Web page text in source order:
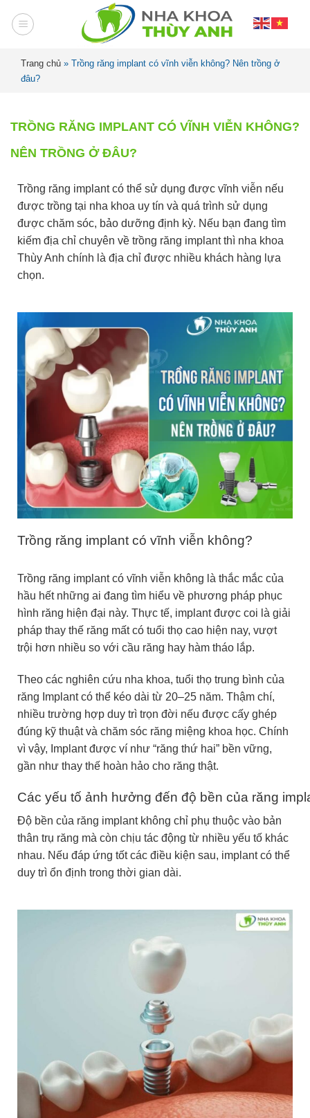
Trang chủ » Trồng răng implant có vĩnh viễn không? Nên trồng ở
đâu?
TRỒNG RĂNG IMPLANT CÓ VĨNH VIỄN KHÔNG?
NÊN TRỒNG Ở ĐÂU?
Trồng răng implant có thể sử dụng được vĩnh viễn nếu
được trồng tại nha khoa uy tín và quá trình sử dụng
được chăm sóc, bảo dưỡng định kỳ. Nếu bạn đang tìm
kiếm địa chỉ chuyên về trồng răng implant thì nha khoa
Thùy Anh chính là địa chỉ được nhiều khách hàng lựa
chọn.
Trồng răng implant có vĩnh viễn không?
Trồng răng implant có vĩnh viễn không là thắc mắc của
hầu hết những ai đang tìm hiểu về phương pháp phục
hình răng hiện đại này. Thực tế, implant được coi là giải
pháp thay thế răng mất có tuổi thọ cao hiện nay, vượt
trội hơn nhiều so với cầu răng hay hàm tháo lắp.
Theo các nghiên cứu nha khoa, tuổi thọ trung bình của
răng Implant có thể kéo dài từ 20–25 năm. Thậm chí,
nhiều trường hợp duy trì trọn đời nếu được cấy ghép
đúng kỹ thuật và chăm sóc răng miệng khoa học. Chính
vì vậy, Implant được ví như “răng thứ hai” bền vững,
gần như thay thế hoàn hảo cho răng thật.
Các yếu tố ảnh hưởng đến độ bền của răng
Độ bền của răng implant không chỉ phụ thuộc vào bản
thân trụ răng mà còn chịu tác động từ nhiều yếu tố khác
nhau. Nếu đáp ứng tốt các điều kiện sau, implant có thể
duy trì ổn định trong thời gian dài.